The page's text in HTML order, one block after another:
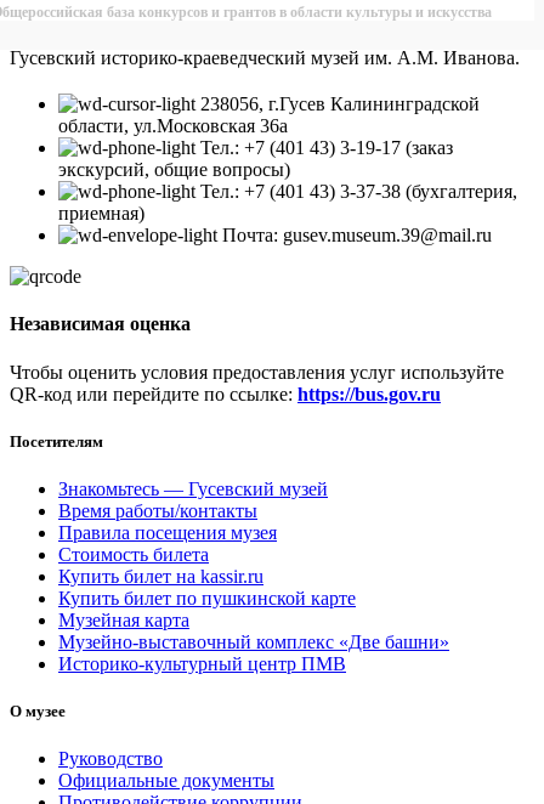
база конкурсов и грантов в области культуры и искусства
Гусевский историко-краеведческий музей им. А.М. Иванова.
238056, г.Гусев Калининградской
области, ул.Московская 36а
Тел.: +7 (401 43) 3-19-17 (заказ
экскурсий, общие вопросы)
Тел.: +7 (401 43) 3-37-38 (бухгалтерия,
приемная)
Почта: gusev.museum.39@mail.ru
Независимая оценка
Чтобы оценить условия предоставления услуг используйте
QR-код или перейдите по ссылке: https://bus.gov.ru
Посетителям
Знакомьтесь — Гусевский музей
Время работы/контакты
Правила посещения музея
Стоимость билета
Купить билет на kassir.ru
Купить билет по пушкинской карте
Музейная карта
Музейно-выставочный комплекс «Две башни»
Историко-культурный центр ПМВ
О музее
Руководство
Официальные документы